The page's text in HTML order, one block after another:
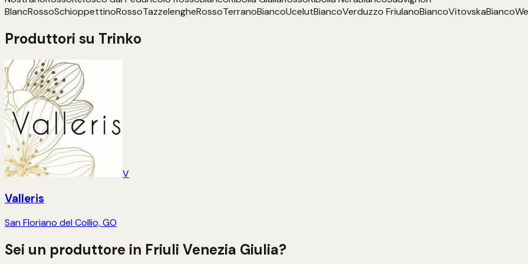
BlancRossoSchioppettinoRossoTazzelengheRossoTerranoBiancoUcelutBiancoVerduzzo FriulanoBiancoVitovskaBianco
Produttori su Trinko
V
Valleris
San Floriano del Collio, GO
Sei un produttore in Friuli Venezia Giulia?